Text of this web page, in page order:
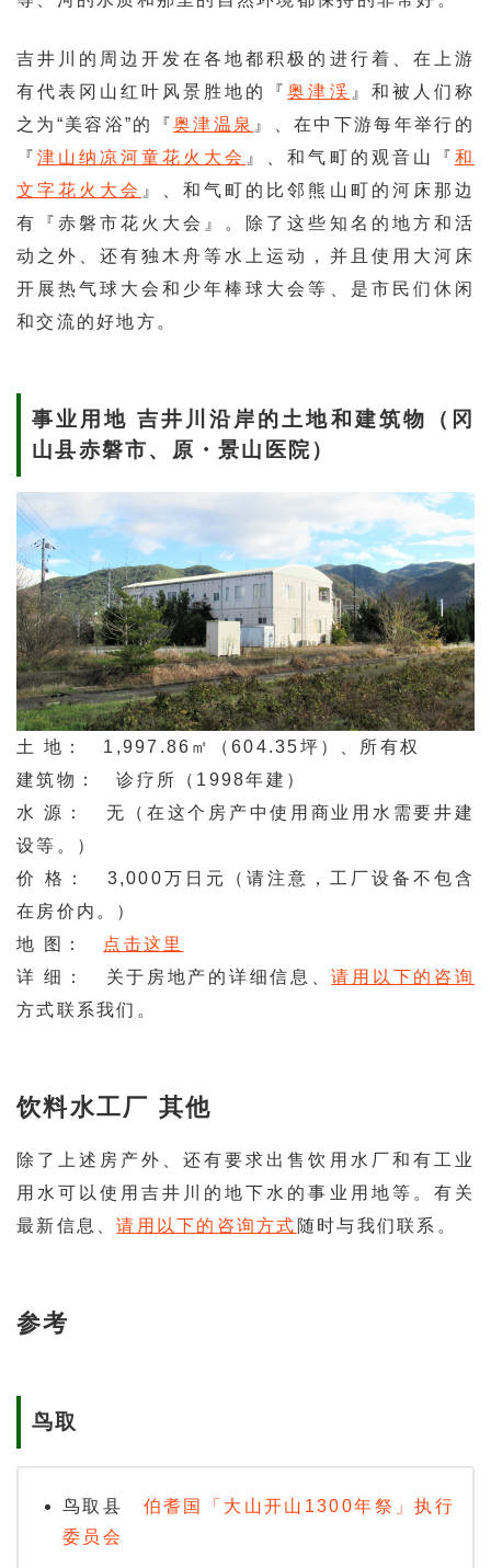
吉井川的周边开发在各地都积极的进行着、在上游
有代表冈山红叶风景胜地的『奥津渓 』和被人们称
之为“美容浴”的『奥津温泉 』、在中下游每年举行的
『津山纳凉河童花火大会 』、和气町的观音山『 和
文字花火大会 』、和气町的比邻熊山町的河床那边
有『赤磐市花火大会』。除了这些知名的地方和活
动之外、还有独木舟等水上运动，并且使用大河床
开展热气球大会和少年棒球大会等、是市民们休闲
和交流的好地方。
事业用地 吉井川沿岸的土地和建筑物（冈
山县赤磐市、原・景山医院）
土 地： 1,997.86㎡（604.35坪）、所有权
建筑物： 诊疗所（1998年建）
水 源： 无（在这个房产中使用商业用水需要井建
设等。）
价 格： 3,000万日元（请注意，工厂设备不包含
在房价内。）
地 图： 点击这里
详 细： 关于房地产的详细信息、请用以下的咨询
方式联系我们。
饮料水工厂 其他
除了上述房产外、还有要求出售饮用水厂和有工业
用水可以使用吉井川的地下水的事业用地等。有关
最新信息、请用以下的咨询方式 随时与我们联系。
参考
鸟取
鸟取县 伯耆国「大山开山1300年祭」执行
委员会